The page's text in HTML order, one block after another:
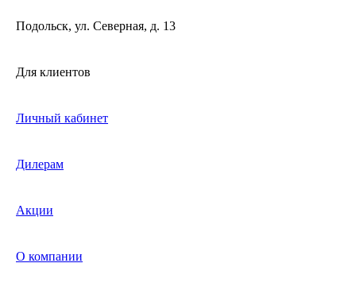
Подольск, ул. Северная, д. 13
Для клиентов
Личный кабинет
Дилерам
Акции
О компании